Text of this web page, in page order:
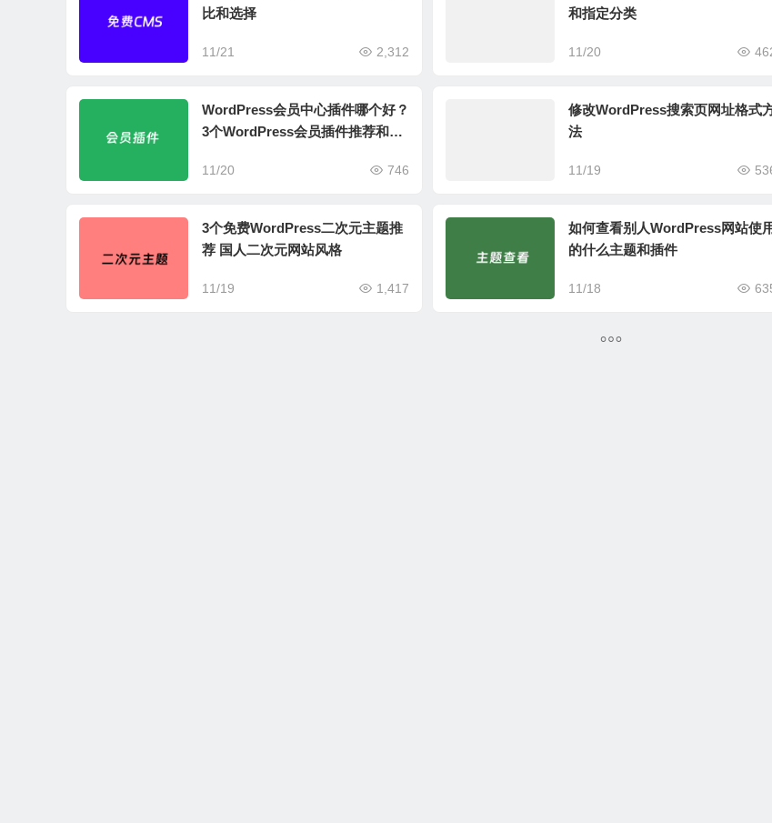
比和选择
11/21 2,312
和指定分类
11/20
WordPress会员中心插件哪个好？
3个WordPress会员插件推荐和对
11/20 746
修改WordPress搜索页网址格式
法
11/19
3个免费WordPress二次元主题推
荐 国人二次元网站风格
11/19 1,417
如何查看别人WordPress网站使
的什么主题和插件
11/18